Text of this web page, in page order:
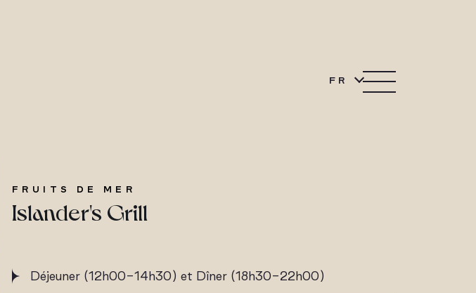
FR
FRUITS DE MER
Islander's Grill
Déjeuner (12h00-14h30) et Dîner (18h30-22h00)